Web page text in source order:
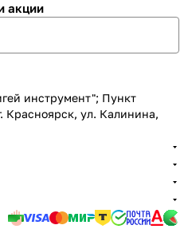
акции
инструмент"; Пункт
Красноярск, ул. Калинина,